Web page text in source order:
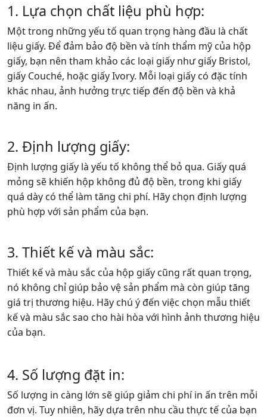
1. Lựa chọn chất liệu phù hợp:
Một trong những yếu tố quan trọng hàng đầu là chất
liệu giấy. Để đảm bảo độ bền và tính thẩm mỹ của hộp
giấy, bạn nên tham khảo các loại giấy như giấy Bristol,
giấy Couché, hoặc giấy Ivory. Mỗi loại giấy có đặc tính
khác nhau, ảnh hưởng trực tiếp đến độ bền và khả
năng in ấn.
2. Định lượng giấy:
Định lượng giấy là yếu tố không thể bỏ qua. Giấy quá
mỏng sẽ khiến hộp không đủ độ bền, trong khi giấy
quá dày có thể làm tăng chi phí. Hãy chọn định lượng
phù hợp với sản phẩm của bạn.
3. Thiết kế và màu sắc:
Thiết kế và màu sắc của hộp giấy cũng rất quan trọng,
nó không chỉ giúp bảo vệ sản phẩm mà còn giúp tăng
giá trị thương hiệu. Hãy chú ý đến việc chọn mẫu thiết
kế và màu sắc sao cho hài hòa với hình ảnh thương hiệu
của bạn.
4. Số lượng đặt in:
Số lượng in càng lớn sẽ giúp giảm chi phí in ấn trên mỗi
đơn vị. Tuy nhiên, hãy dựa trên nhu cầu thực tế của bạn